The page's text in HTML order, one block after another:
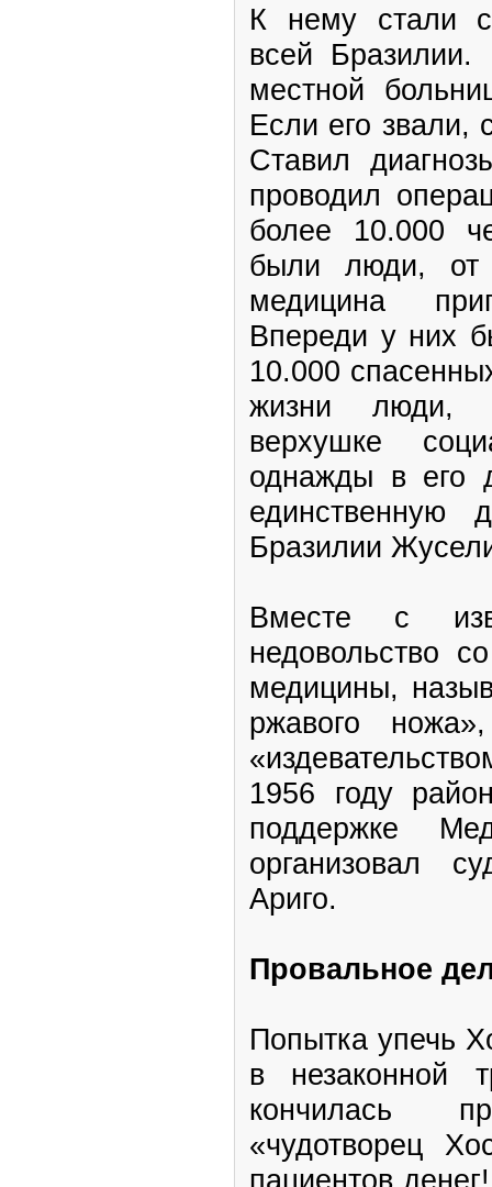
К нему стали
всей
местной
Если его звали,
Ставил
проводил
более 10.000
были люди, от
медицина
Впереди у них
10.000
жизни люди,
верхушке
однажды в его
единственную
Бразилии
Вместе с
недовольство
медицины,
ржавого
1956 году
поддержке
организовал
Ариго.
Провальное
Попытка упечь
в незаконной
кончилась
«чудотворец
пациентов